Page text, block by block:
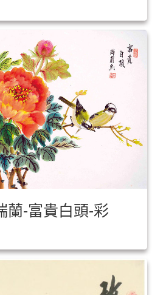
蘭-富貴白頭-彩